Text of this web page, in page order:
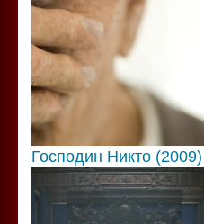
Господин Никто (2009)